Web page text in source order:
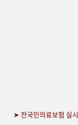
➤ 전국민의료보험 실시